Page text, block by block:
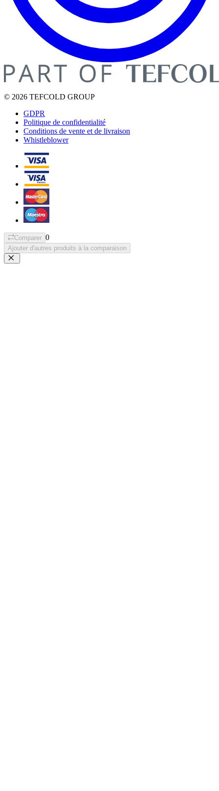
© 2026 TEFCOLD GROUP
GDPR
Politique de confidentialité
Conditions de vente et de livraison
Whistleblower
Comparer 0
Ajouter d'autres produits à la comparaison